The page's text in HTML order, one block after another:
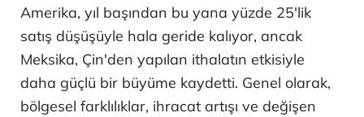
Amerika, yıl başından bu yana yüzde 25'lik
satış düşüşüyle hala geride kalıyor, ancak
Meksika, Çin'den yapılan ithalatın etkisiyle
daha güçlü bir büyüme kaydetti. Genel olarak,
bölgesel farklılıklar, ihracat artışı ve değişen